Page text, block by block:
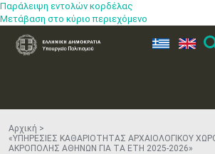
Παράλειψη εντολών κορδέλας
Μετάβαση στο κύριο περιεχόμενο
ελ en
Αρχική
«ΥΠΗΡΕΣΙΕΣ ΚΑΘΑΡΙΟΤΗΤΑΣ ΑΡΧΑΙΟΛΟΓΙΚΟΥ
ΑΚΡΟΠΟΛΗΣ ΑΘΗΝΩΝ ΓΙΑ ΤΑ ΕΤΗ 2025-2026»